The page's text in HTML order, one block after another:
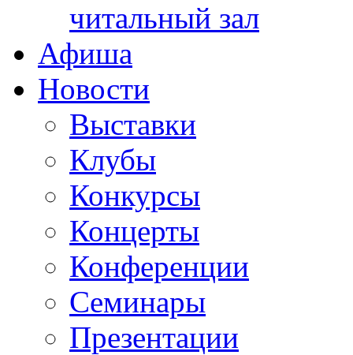
читальный зал
Афиша
Новости
Выставки
Клубы
Конкурсы
Концерты
Конференции
Семинары
Презентации